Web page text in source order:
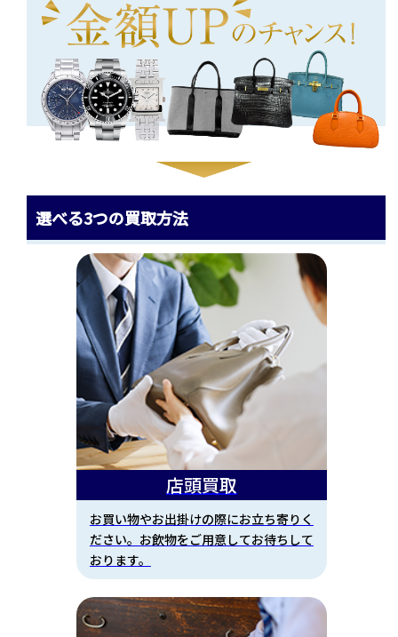
選べる3つの買取方法
店頭買取
お買い物やお出掛けの際にお立ち寄りく
ださい。お飲物をご用意してお待ちして
おります。